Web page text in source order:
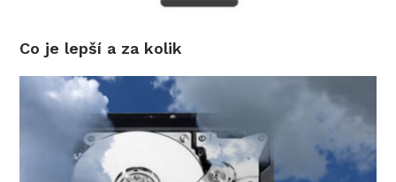
Co je lepší a za kolik